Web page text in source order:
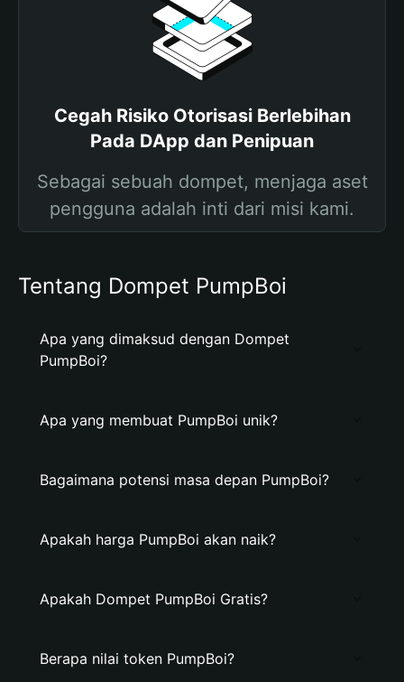
Cegah Risiko Otorisasi Berlebihan
Pada DApp dan Penipuan
Sebagai sebuah dompet, menjaga aset
pengguna adalah inti dari misi kami.
Tentang Dompet PumpBoi
Apa yang dimaksud dengan Dompet
PumpBoi?
Apa yang membuat PumpBoi unik?
Bagaimana potensi masa depan PumpBoi?
Apakah harga PumpBoi akan naik?
Apakah Dompet PumpBoi Gratis?
Berapa nilai token PumpBoi?